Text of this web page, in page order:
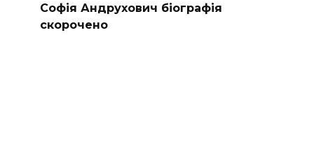
Софія Андрухович біографія
скорочено